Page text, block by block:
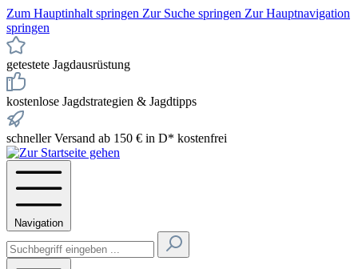
Zum Hauptinhalt springen Zur Suche springen Zur Hauptnavigation
springen
getestete Jagdausrüstung
kostenlose Jagdstrategien & Jagdtipps
schneller Versand ab 150 € in D* kostenfrei
Navigation